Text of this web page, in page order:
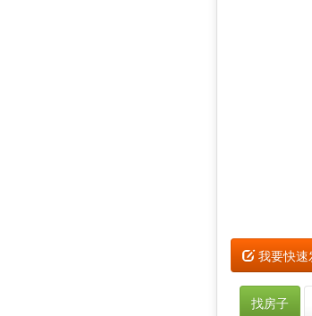
我要快速
找房子